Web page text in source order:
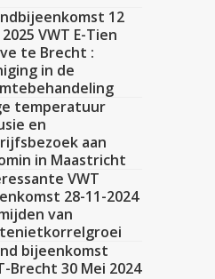
12
VWT E-Tien
te Brecht :
in de
temperatuur
en
aan
in Maastricht
VWT
28-11-2024
van
bijeenkomst
Brecht 30 Mei 2024